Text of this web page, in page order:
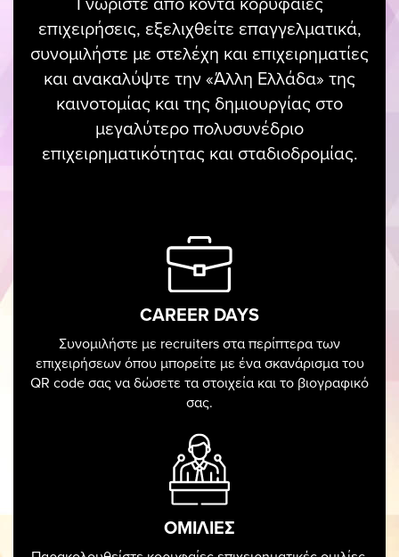
ΤΟ ΠΑΝΟΡΑΜΑ
ΑΓΟΡΑ ΕΙΣΙΤΗΡΙΟΥ
ΕΠΙΚΟΙΝΩΝΙΑ
GALLERY
ΠΑΝΟΡΑΜΑ APP
27 – 29 ΜΑΡΤΙΟΥ 2026
16ο ΠΑΝΟΡΑΜΑ
ΕΠΙΧΕΙΡΗΜΑΤΙΚΟΤΗΤΑΣ &
ΜΕΓΑΡΟ ΜΟΥΣΙΚΗΣ ΑΘΗΝΩΝ
ΠΑΡ 13:00 – 20:15 / ΣΑΒ 11:30 – 19:00 / ΚΥΡ 11:30 – 20:00
ΠΡΟΓΡΑΜΜΑ
επιχειρήσεις, εξελιχθείτε επαγγελματικά,
συνομιλήστε με στελέχη και επιχειρηματίες
και ανακαλύψτε την «Άλλη Ελλάδα» της
καινοτομίας και της δημιουργίας στο
μεγαλύτερο πολυσυνέδριο
επιχειρηματικότητας και σταδιοδρομίας.
CAREER DAYS
Συνομιλήστε με recruiters στα περίπτερα των
επιχειρήσεων όπου μπορείτε με ένα σκανάρισμα του
QR code σας να δώσετε τα στοιχεία και το βιογραφικό
σας.
ΟΜΙΛΙΕΣ